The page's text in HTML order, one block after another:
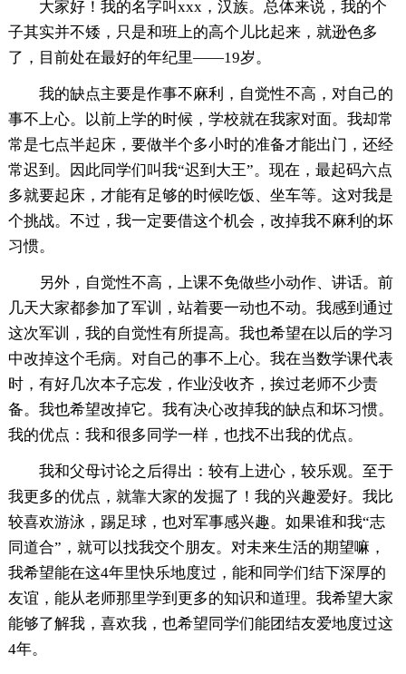
大家好！我的名字叫xxx，汉族。总体来说，我的个
子其实并不矮，只是和班上的高个儿比起来，就逊色多
了，目前处在最好的年纪里——19岁。
我的缺点主要是作事不麻利，自觉性不高，对自己的
事不上心。以前上学的时候，学校就在我家对面。我却常
常是七点半起床，要做半个多小时的准备才能出门，还经
常迟到。因此同学们叫我“迟到大王”。现在，最起码六点
多就要起床，才能有足够的时候吃饭、坐车等。这对我是
个挑战。不过，我一定要借这个机会，改掉我不麻利的坏
习惯。
另外，自觉性不高，上课不免做些小动作、讲话。前
几天大家都参加了军训，站着要一动也不动。我感到通过
这次军训，我的自觉性有所提高。我也希望在以后的学习
中改掉这个毛病。对自己的事不上心。我在当数学课代表
时，有好几次本子忘发，作业没收齐，挨过老师不少责
备。我也希望改掉它。我有决心改掉我的缺点和坏习惯。
我的优点：我和很多同学一样，也找不出我的优点。
我和父母讨论之后得出：较有上进心，较乐观。至于
我更多的优点，就靠大家的发掘了！我的兴趣爱好。我比
较喜欢游泳，踢足球，也对军事感兴趣。如果谁和我“志
同道合”，就可以找我交个朋友。对未来生活的期望嘛，
我希望能在这4年里快乐地度过，能和同学们结下深厚的
友谊，能从老师那里学到更多的知识和道理。我希望大家
能够了解我，喜欢我，也希望同学们能团结友爱地度过这
4年。